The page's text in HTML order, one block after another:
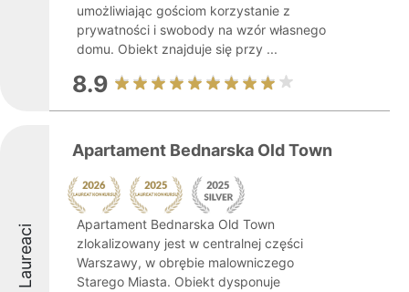
umożliwiając gościom korzystanie z
prywatności i swobody na wzór własnego
domu. Obiekt znajduje się przy ...
8.9
Laureaci
Apartament Bednarska Old Town
Apartament Bednarska Old Town
zlokalizowany jest w centralnej części
Warszawy, w obrębie malowniczego
Starego Miasta. Obiekt dysponuje